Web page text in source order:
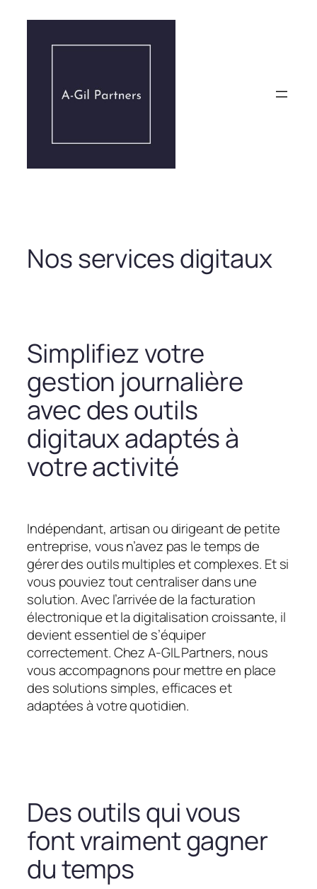
contenu
Nos services digitaux
Simplifiez votre
gestion journalière
avec des outils
digitaux adaptés à
votre activité
Indépendant, artisan ou dirigeant de petite
entreprise, vous n’avez pas le temps de
gérer des outils multiples et complexes. Et si
vous pouviez tout centraliser dans une
solution. Avec l’arrivée de la facturation
électronique et la digitalisation croissante, il
devient essentiel de s’équiper
correctement. Chez A-GIL Partners, nous
vous accompagnons pour mettre en place
des solutions simples, efficaces et
adaptées à votre quotidien.
Des outils qui vous
font vraiment gagner
du temps